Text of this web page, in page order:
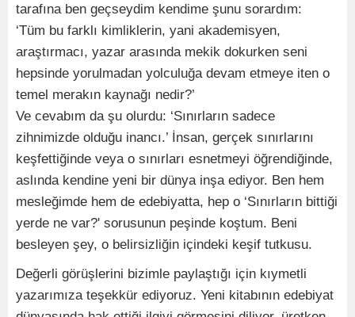
tarafına ben geçseydim kendime şunu sorardım:
‘Tüm bu farklı kimliklerin, yani akademisyen,
araştırmacı, yazar arasında mekik dokurken seni
hepsinde yorulmadan yolculuğa devam etmeye iten o
temel merakın kaynağı nedir?’
Ve cevabım da şu olurdu: ‘Sınırların sadece
zihnimizde olduğu inancı.’ İnsan, gerçek sınırlarını
keşfettiğinde veya o sınırları esnetmeyi öğrendiğinde,
aslında kendine yeni bir dünya inşa ediyor. Ben hem
mesleğimde hem de edebiyatta, hep o ‘Sınırların bittiği
yerde ne var?' sorusunun peşinde koştum. Beni
besleyen şey, o belirsizliğin içindeki keşif tutkusu.
Değerli görüşlerini bizimle paylaştığı için kıymetli
yazarımıza teşekkür ediyoruz. Yeni kitabının edebiyat